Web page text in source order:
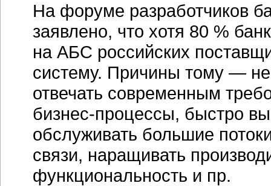
На форуме разработчиков
заявлено, что хотя 80 %
на АБС российских
систему. Причины тому —
отвечать современным
бизнес-процессы, быстро
обслуживать большие
связи, наращивать
функциональность и пр.